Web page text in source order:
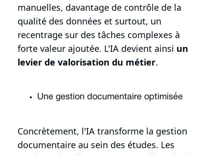
manuelles, davantage de contrôle de la
qualité des données et surtout, un
recentrage sur des tâches complexes à
forte valeur ajoutée. L'IA devient ainsi un
levier de valorisation du métier.
Une gestion documentaire optimisée
Concrètement, l'IA transforme la gestion
documentaire au sein des études. Les